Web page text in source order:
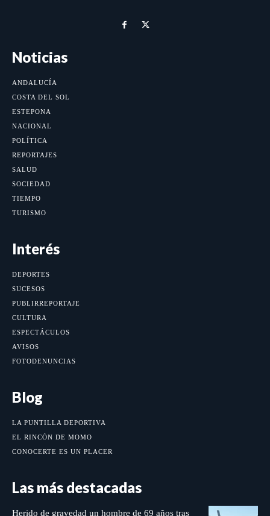
Noticias
ANDALUCÍA
COSTA DEL SOL
ESTEPONA
NACIONAL
POLÍTICA
REPORTAJES
SALUD
SOCIEDAD
TIEMPO
TURISMO
Interés
DEPORTES
SUCESOS
PUBLIRREPORTAJE
CULTURA
ESPECTÁCULOS
AVISOS
FOTODENUNCIAS
Blog
LA PUNTILLA DEPORTIVA
EL RINCÓN DE MOMO
CONOCERTE ES UN PLACER
Las más destacadas
Herido de gravedad un hombre de 69 años tras